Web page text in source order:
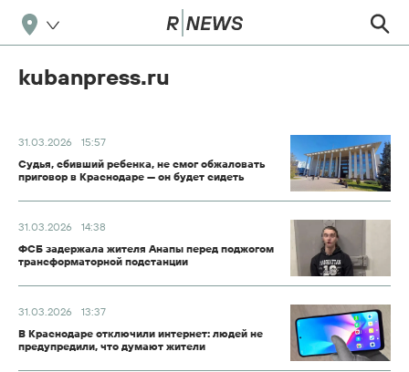
kubanpress.ru
31.03.2026
15:57
Судья, сбивший ребенка, не смог обжаловать
приговор в Краснодаре — он будет сидеть
31.03.2026
14:38
ФСБ задержала жителя Анапы перед поджогом
трансформаторной подстанции
31.03.2026
13:37
В Краснодаре отключили интернет: людей не
предупредили, что думают жители